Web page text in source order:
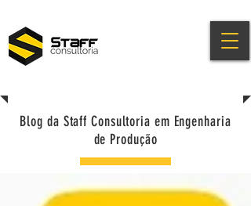
Blog da Staff Consultoria em Engenharia
de Produção